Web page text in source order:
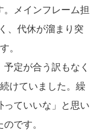
。メインフレーム担
、代休が溜まり突
。
定が合う訳もなく
けていました。繰
っていいな」と思い
です。